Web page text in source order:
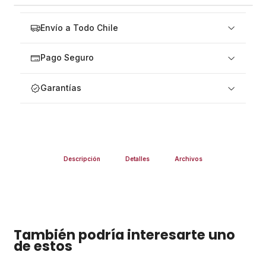
Envío a Todo Chile
Pago Seguro
Garantías
Descripción Detalles Archivos
También podría interesarte uno
de estos